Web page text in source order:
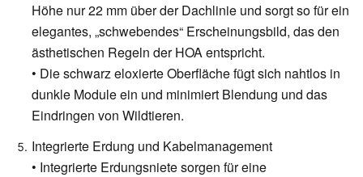
Höhe nur 22 mm über der Dachlinie und sorgt so für ein
elegantes, „schwebendes“ Erscheinungsbild, das den
ästhetischen Regeln der HOA entspricht.
• Die schwarz eloxierte Oberfläche fügt sich nahtlos in
dunkle Module ein und minimiert Blendung und das
Eindringen von Wildtieren.
Integrierte Erdung und Kabelmanagement
• Integrierte Erdungsniete sorgen für eine